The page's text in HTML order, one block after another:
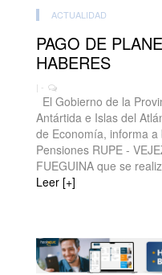
ACTUALIDAD
PAGO DE
HABERES
| -
El Gobierno de la
Antártida e Islas del
de Economía, informa
Pensiones RUPE -
FUEGUINA que se
Leer [+]